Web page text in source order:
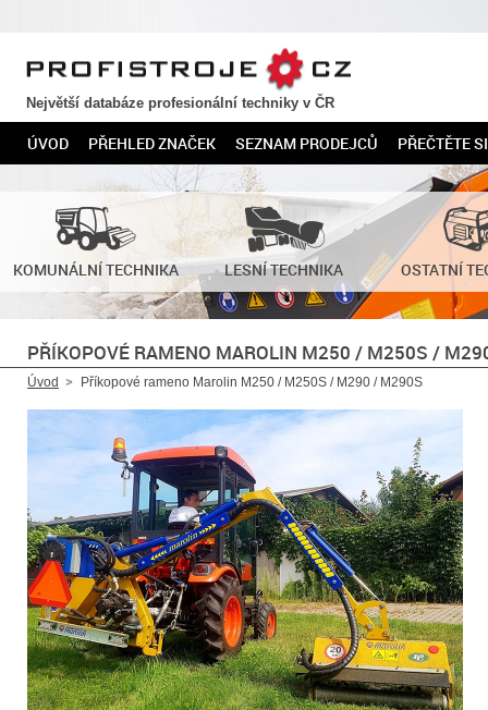
PROFISTROJE.CZ
Největší databáze profesionální techniky v ČR
ÚVOD PŘEHLED ZNAČEK SEZNAM PRODEJCŮ PŘEČTĚTE SI
KOMUNÁLNÍ TECHNIKA LESNÍ TECHNIKA OSTATNÍ
PŘÍKOPOVÉ RAMENO MAROLIN M250 / M250S /
Úvod Příkopové rameno Marolin M250 / M250S / M290 / M290S